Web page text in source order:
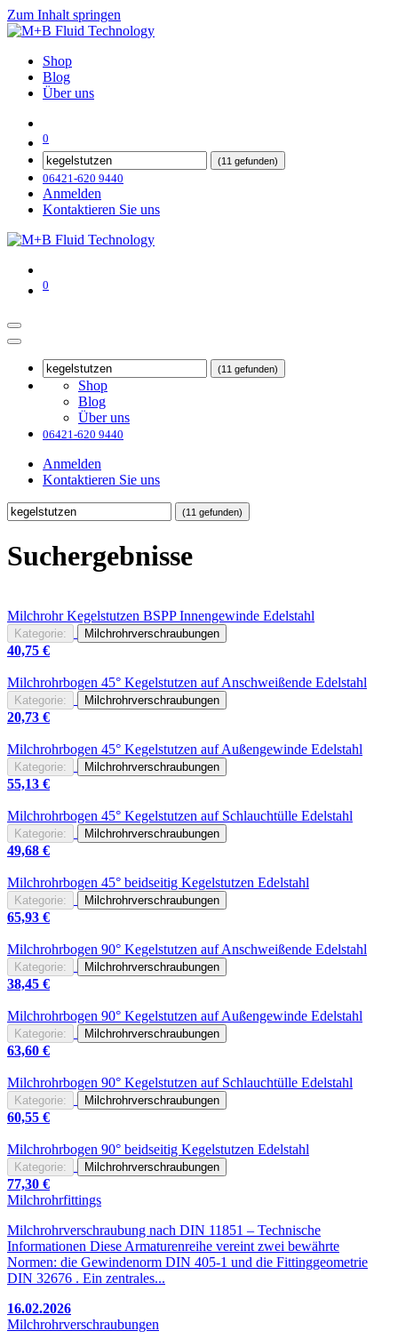
Zum Inhalt springen
Shop
Blog
Über uns
0
(11 gefunden)
06421-620 9440
Anmelden
Kontaktieren Sie uns
0
(11 gefunden)
Shop
Blog
Über uns
06421-620 9440
Anmelden
Kontaktieren Sie uns
(11 gefunden)
Suchergebnisse
MilchrohrKegelstutzen BSPP Innengewinde Edelstahl
Kategorie: Milchrohrverschraubungen
40,75 €
Milchrohrbogen 45° Kegelstutzen auf Anschweißende Edelstahl
Kategorie: Milchrohrverschraubungen
20,73 €
Milchrohrbogen 45° Kegelstutzen auf Außengewinde Edelstahl
Kategorie: Milchrohrverschraubungen
55,13 €
Milchrohrbogen 45° Kegelstutzen auf Schlauchtülle Edelstahl
Kategorie: Milchrohrverschraubungen
49,68 €
Milchrohrbogen 45° beidseitig Kegelstutzen Edelstahl
Kategorie: Milchrohrverschraubungen
65,93 €
Milchrohrbogen 90° Kegelstutzen auf Anschweißende Edelstahl
Kategorie: Milchrohrverschraubungen
38,45 €
Milchrohrbogen 90° Kegelstutzen auf Außengewinde Edelstahl
Kategorie: Milchrohrverschraubungen
63,60 €
Milchrohrbogen 90° Kegelstutzen auf Schlauchtülle Edelstahl
Kategorie: Milchrohrverschraubungen
60,55 €
Milchrohrbogen 90° beidseitig Kegelstutzen Edelstahl
Kategorie: Milchrohrverschraubungen
77,30 €
Milchrohrfittings
Milchrohrverschraubung nach DIN 11851 – Technische
Informationen Diese Armaturenreihe vereint zwei bewährte
Normen: die Gewindenorm DIN 405-1 und die Fittinggeometrie
DIN 32676 . Ein zentrales...
16.02.2026
Milchrohrverschraubungen